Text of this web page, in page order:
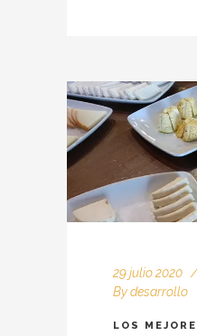
29 julio 2020
Bydesarrollo
LOS